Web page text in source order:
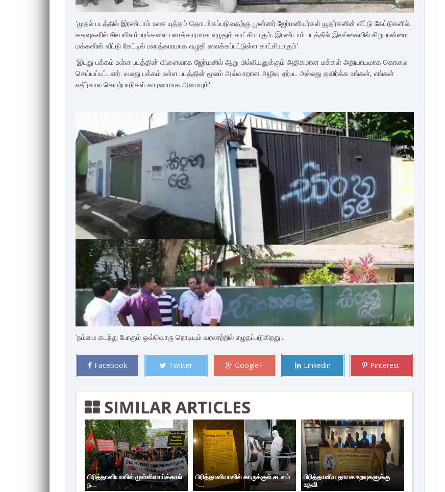
'முதல் படத்தில் இரண்டாம் உலக யுத்தம் தொடங்கப்படுவதற்கு முன்னர் ஜேர்மனியர்கள் யூதர்களின் வீட்டு கேட்டுகளில்,
கதவுகளில் சில விளம்பரங்களை பலாத்காரமாக எழுதும் காட்சியாகும். இரண்டாம் படத்தில் இலங்கையில் சிறுபான்மை
மக்களின் வீட்டு கேட்டில் பலாத்காரமாக எழுதி வைக்கப்பட்டுள்ள காட்சியாகும்'.
'இடது பக்கம் உள்ள படத்தின் விளைவாக ஜேர்மனில் ஆறு மில்லியனுக்கும் அதிகமான மக்கள் அநியாயமாக கொலை
செய்யப்பட்டனர். வலது பக்கம் உள்ள படத்தின் மூலம் அவ்வாறான அழிவு ஏற்பட அல்லது தவிர்க்க உங்கள், எங்கள்
எதிர்கால செயற்பாடுகள் காரணமாக அமையும்'.
'நம்மை கடந்து போகும் ஒவ்வொரு நொடியும் வரலாற்றில் எழுதப்படுகிறது'.
Facebook Twitter Google+ Linkedin Pinterest
SIMILAR ARTICLES
பிரித்தானியாவில் முள்ளிவாய்க்கால்
ந...
பிரித்தானியாவில் காருக்குள் சடலம்
-...
பிரித்தானிய தாயக உறவுகளுக்கு
உதவி